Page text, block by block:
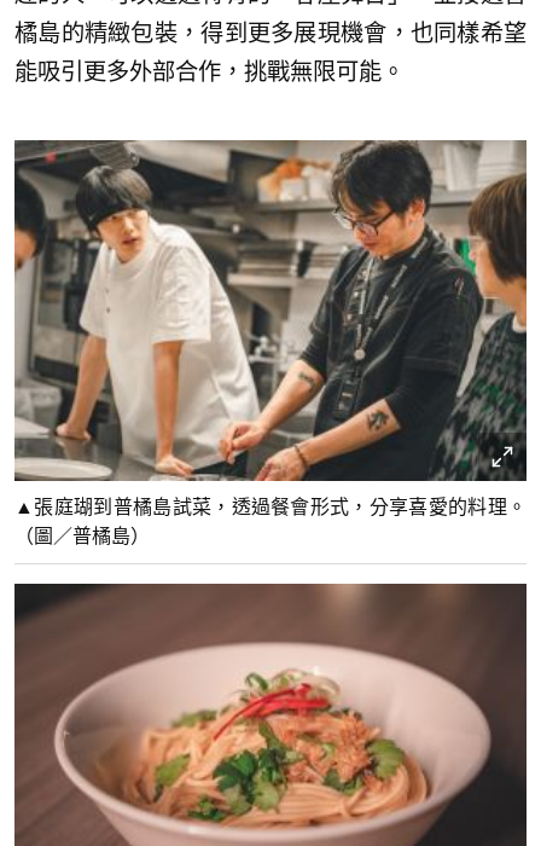
橘島的精緻包裝，得到更多展現機會，也同樣希望
能吸引更多外部合作，挑戰無限可能。
▲張庭瑚到普橘島試菜，透過餐會形式，分享喜愛的料理。
（圖／普橘島）